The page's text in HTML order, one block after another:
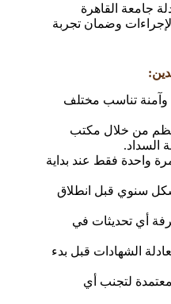
جامعة القاهرة
وضمان تجربة
وآمنة تناسب مختلف
من خلال مكتب
السداد.
واحدة فقط عند بداية
سنوي قبل انطلاق
أي تحديثات في
الشهادات قبل بدء
لتجنب أي